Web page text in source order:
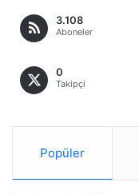
3.108
Aboneler
0
Takipçi
Popüler